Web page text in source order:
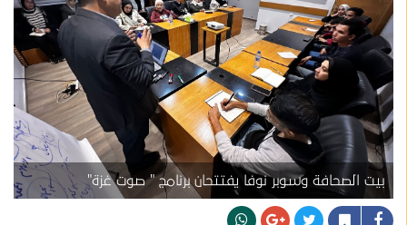
بيت الصحافة وسوبر نوفا يفتتحان برنامج " صوت غزة"